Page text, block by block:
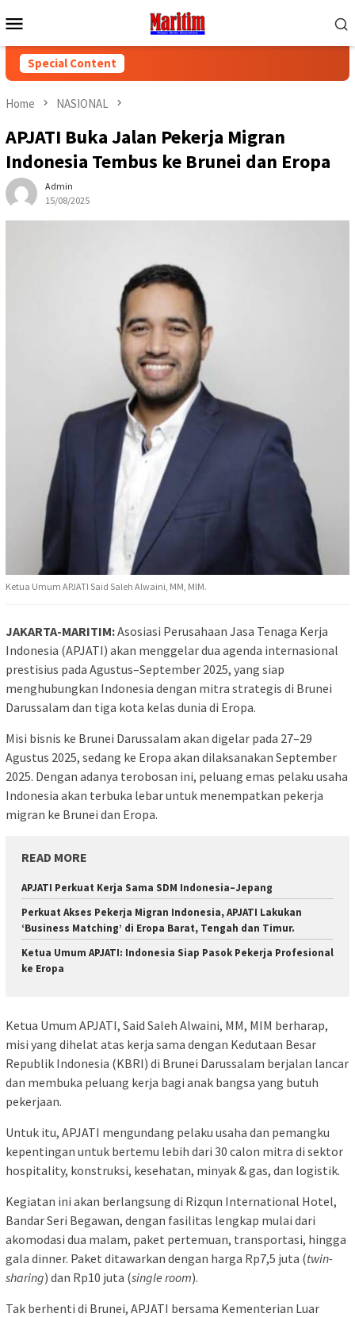
to
Menu
Special Content
Home NASIONAL
APJATI Buka Jalan Pekerja Migran
Indonesia Tembus ke Brunei dan Eropa
Admin
15/08/2025
Ketua Umum APJATI Said Saleh Alwaini, MM, MIM.
JAKARTA-MARITIM:Asosiasi Perusahaan Jasa Tenaga Kerja
Indonesia (APJATI) akan menggelar dua agenda internasional
prestisius pada Agustus–September 2025, yang siap
menghubungkan Indonesia dengan mitra strategis di Brunei
Darussalam dan tiga kota kelas dunia di Eropa.
Misi bisnis ke Brunei Darussalam akan digelar pada 27–29
Agustus 2025, sedang ke Eropa akan dilaksanakan September
2025. Dengan adanya terobosan ini, peluang emas pelaku usaha
Indonesia akan terbuka lebar untuk menempatkan pekerja
migran ke Brunei dan Eropa.
READ MORE
APJATI Perkuat Kerja Sama SDM Indonesia–Jepang
Perkuat Akses Pekerja Migran Indonesia, APJATI Lakukan
‘Business Matching’ di Eropa Barat, Tengah dan Timur.
Ketua Umum APJATI: Indonesia Siap Pasok Pekerja Profesional
ke Eropa
Ketua Umum APJATI, Said Saleh Alwaini, MM, MIM berharap,
misi yang dihelat atas kerja sama dengan Kedutaan Besar
Republik Indonesia (KBRI) di Brunei Darussalam berjalan lancar
dan membuka peluang kerja bagi anak bangsa yang butuh
pekerjaan.
Untuk itu, APJATI mengundang pelaku usaha dan pemangku
kepentingan untuk bertemu lebih dari 30 calon mitra di sektor
hospitality, konstruksi, kesehatan, minyak & gas, dan logistik.
Kegiatan ini akan berlangsung di Rizqun International Hotel,
Bandar Seri Begawan, dengan fasilitas lengkap mulai dari
akomodasi dua malam, paket pertemuan, transportasi, hingga
gala dinner. Paket ditawarkan dengan harga Rp7,5 juta (twin-
sharing) dan Rp10 juta (single room).
Tak berhenti di Brunei, APJATI bersama Kementerian Luar